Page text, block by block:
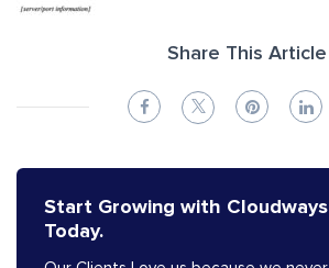
Share This Article
Start Growing with Cloudways
Today.